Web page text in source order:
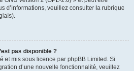
d’informations, veuillez consulter la rubrique
pas disponible ?
et mis sous licence par phpBB Limited. Si
d’une nouvelle fonctionnalité, veuillez